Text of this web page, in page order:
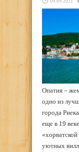
Опатия –
одно из
города
еще в 19
уютных